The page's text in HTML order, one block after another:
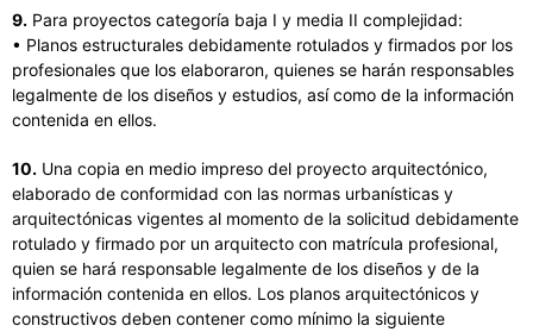
9. Para proyectos categoría baja I y media II complejidad:
• Planos estructurales debidamente rotulados y firmados por los
profesionales que los elaboraron, quienes se harán responsables
legalmente de los diseños y estudios, así como de la información
contenida en ellos.
10. Una copia en medio impreso del proyecto arquitectónico,
elaborado de conformidad con las normas urbanísticas y
arquitectónicas vigentes al momento de la solicitud debidamente
rotulado y firmado por un arquitecto con matrícula profesional,
quien se hará responsable legalmente de los diseños y de la
información contenida en ellos. Los planos arquitectónicos y
constructivos deben contener como mínimo la siguiente